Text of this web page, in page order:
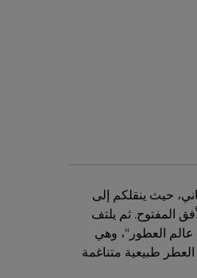
حيث ينقلكم إلى
المفتوح. ثم يلتف
عالم العطور"، وهي
طبيعية متناغمة